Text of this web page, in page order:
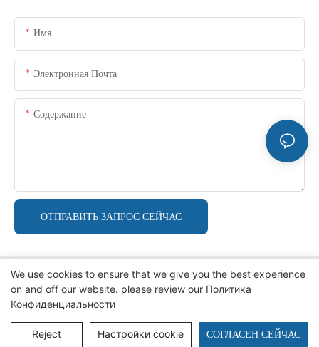
Имя
Электронная Почта
Содержание
ОТПРАВИТЬ ЗАПРОС СЕЙЧАС
Copyright © 2026 ZZKINGMACHINERY.
конфиденциальностиКарта сайта
We use cookies to ensure that we give you the best experience
on and off our website. please review our Политика
Конфиденциальности
Reject Настройки cookie СОГЛАСЕН СЕЙЧАС